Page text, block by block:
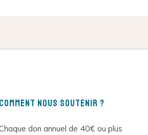
Comment nous soutenir ?
don annuel de 40€ ou plus